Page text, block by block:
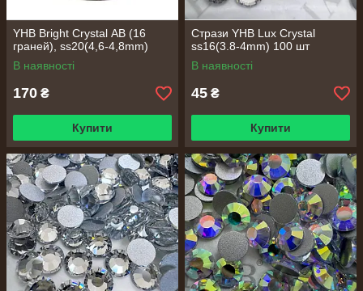
YHB Bright Crystal АВ (16
граней), ss20(4,6-4,8mm)
В наявності
170 ₴
Купити
Стрази YHB Lux Crystal
ss16(3.8-4mm) 100 шт
В наявності
45 ₴
Купити